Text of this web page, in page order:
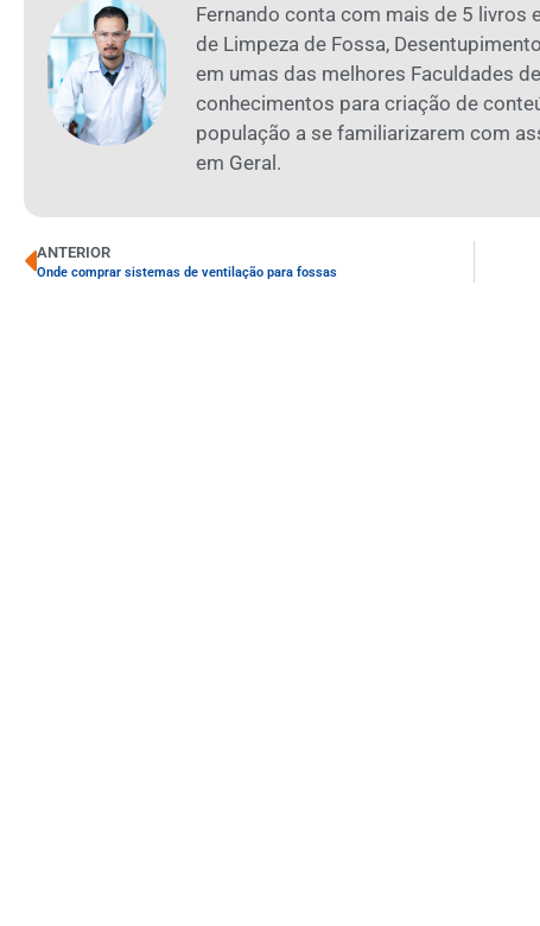
Fernando conta com mais de 5
de Limpeza de Fossa,
em umas das melhores Faculdades
conhecimentos para criação de
população a se familiarizarem com
em Geral.
ANTERIOR
Onde comprar sistemas de ventilação para fossas